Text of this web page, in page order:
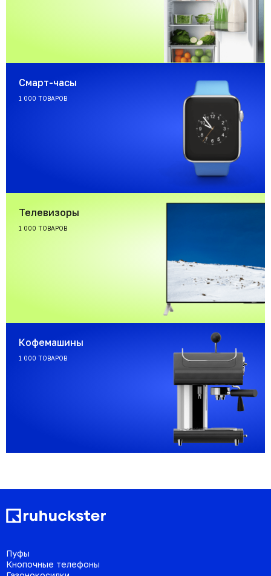
Смарт-часы
1 000 ТОВАРОВ
Телевизоры
1 000 ТОВАРОВ
Кофемашины
1 000 ТОВАРОВ
Пуфы
Кнопочные телефоны